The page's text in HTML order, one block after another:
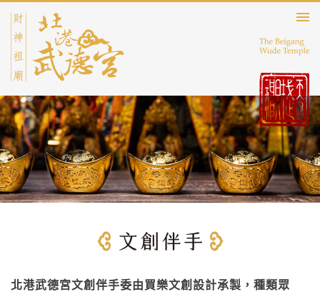
北港武德宮文創伴手委由買樂文創設計承製，種類眾